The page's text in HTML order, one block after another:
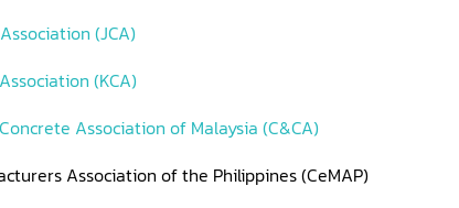
(JCA)
(KCA)
Association of Malaysia (C&CA)
Association of the Philippines (CeMAP)